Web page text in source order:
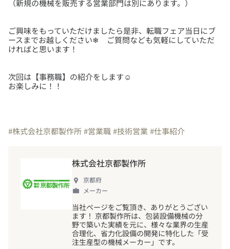
ご興味をもっていただけましたら是非、転職フェア当日にブ
ースまでお越しください❄ ご質問なども気軽にしていただ
次回は【事務職】の紹介をします☺
お楽しみに！！
#株式会社京都製作所#営業職#技術営業 #仕事紹介
株式会社京都製作所
京都府
メーカー
当社ページをご覧頂き、ありがとうござい
ます ！ 京都製作所は、包装設備機械の分
野で築いた実績を元に、様々な業界の生産
合理化、省力化設備の開発に特化した「受
注生産型の機械メーカー」です。